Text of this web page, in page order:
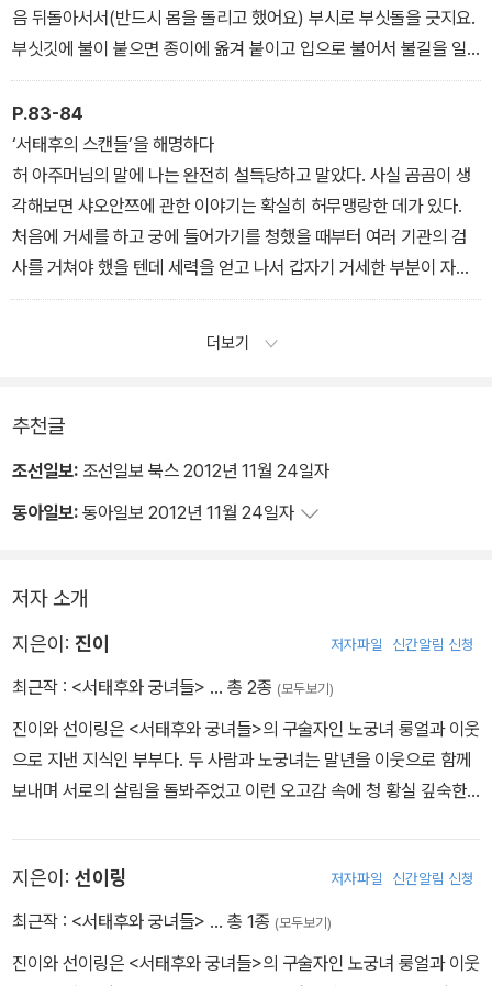
녀들은 특권을 누렸지요. 가져간 과일은 자기 방에 놓을 수도 있고 남
겨두었다가 식구들에게 보낼 수도 있었어요. 궁중생활에서 그래도 이
것이 꽤 즐거운 일이었던 것 같아요.”
음 뒤돌아서서(반드시 몸을 돌리고 했어요) 부시로 부싯돌을 긋지요.
부싯깃에 불이 붙으면 종이에 옮겨 붙이고 입으로 불어서 불길을 일
으킨 다음 불길을 아래로 향하게 해서 손으로 조심스럽게 끌어 모아
요. 그리고 다시 몸을 돌려 한 손으로 담뱃대를 받쳐 올리지요. 태후마
마가 담뱃대를 무시기 편하도록 태후마마 입에서 3센티미터 정도 떨
어진 지점에 말이에요. 태후마마가 담뱃대를 무시면 서둘러 왼손으로
종이를 내리고 다시 불길을 모으지요. 그렇게 태후마마가 담배를 한
차례 피우시고 나면 대통을 새것으로 바꾸어드려요. 이것이 대략 담
배 시중을 드는 일련의 과정이에요.”
P.83-84
‘서태후의 스캔들’을 해명하다
허 아주머님의 말에 나는 완전히 설득당하고 말았다. 사실 곰곰이 생
각해보면 샤오안쯔에 관한 이야기는 확실히 허무맹랑한 데가 있다.
처음에 거세를 하고 궁에 들어가기를 청했을 때부터 여러 기관의 검
사를 거쳐야 했을 텐데 세력을 얻고 나서 갑자기 거세한 부분이 자랐
다는 것은 아무래도 사람들이 꾸며낸 이야기인 듯하다. 허 아주머님
울까봐 두려워 무릎을 꿇고 기어서 침전으로 들어갔다고 말이지요.
다고 하더군요. 아니, 그렇게 따지면 태후마마는 주무실 때 궁에 홀로
계셨다는 말이 되잖아요? 아무도 태후마마를 돌보지 않고, 밤에 기침
말 무슨 말을 해줘야 할지 모르겠어요!”
더보기
추천글
조선일보: 조선일보 북스 2012년 11월 24일자
동아일보: 동아일보 2012년 11월 24일자
저자 소개
지은이: 진이 저자파일 신간알림 신청
최근작 : <서태후와 궁녀들> … 총 2종 (모두보기)
진이와 선이링은 <서태후와 궁녀들>의 구술자인 노궁녀 룽얼과 이웃
으로 지낸 지식인 부부다. 두 사람과 노궁녀는 말년을 이웃으로 함께
보내며 서로의 살림을 돌봐주었고 이런 오고감 속에 청 황실 깊숙한
과에서 처음 만났고, 대학도서관에서 많은 시간을 보내며 가까워진
학구파다. 1940년대 초반 결혼하고 대학을 졸업한 둘은 해방 전의
이가 히로시마대학 문리과대 교수로 초빙되면서 일본으로 건너갔다.
지은이: 선이링 저자파일 신간알림 신청
최근작 : <서태후와 궁녀들> … 총 1종 (모두보기)
진이와 선이링은 <서태후와 궁녀들>의 구술자인 노궁녀 룽얼과 이웃